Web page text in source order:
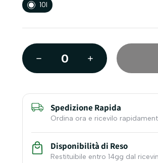
10l
Spedizione Rapida
Ordina ora e ricevilo
Disponibilità di Reso
Restituibile entro 14gg dal